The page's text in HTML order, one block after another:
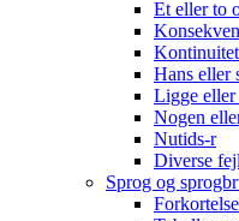
Et eller to
Hans eller
Ligge
Nogen
Nutids-r
Diverse
Sprog og